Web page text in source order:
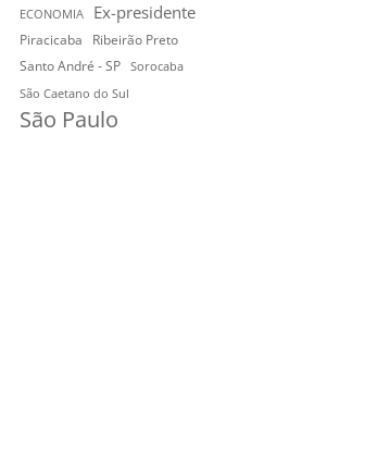
ECONOMIA
Ex-presidente
Piracicaba
Ribeirão Preto
Santo André - SP
Sorocaba
São Caetano do Sul
São Paulo